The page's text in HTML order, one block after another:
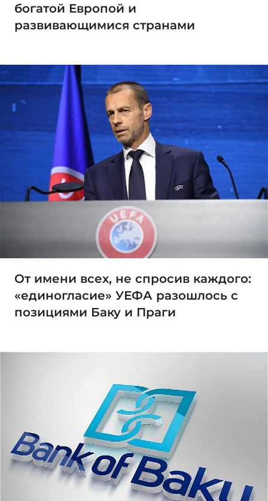
богатой Европой и
развивающимися странами
От имени всех, не спросив каждого:
«единогласие» УЕФА разошлось с
позициями Баку и Праги